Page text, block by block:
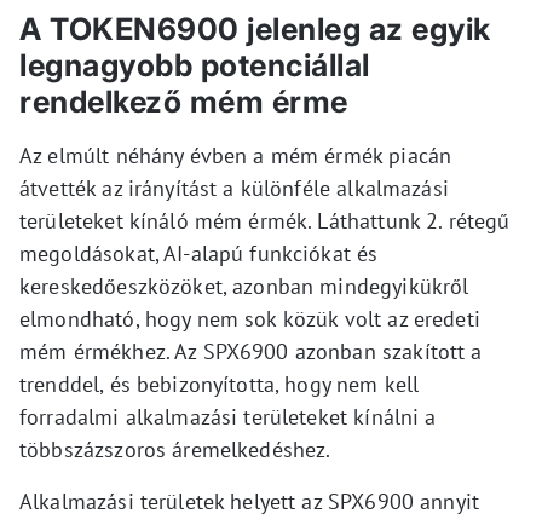
A TOKEN6900 jelenleg az egyik
legnagyobb potenciállal
rendelkező mém érme
Az elmúlt néhány évben a mém érmék piacán
átvették az irányítást a különféle alkalmazási
területeket kínáló mém érmék. Láthattunk 2. rétegű
megoldásokat, AI-alapú funkciókat és
kereskedőeszközöket, azonban mindegyikükről
elmondható, hogy nem sok közük volt az eredeti
mém érmékhez. Az SPX6900 azonban szakított a
trenddel, és bebizonyította, hogy nem kell
forradalmi alkalmazási területeket kínálni a
többszázszoros áremelkedéshez.
Alkalmazási területek helyett az SPX6900 annyit